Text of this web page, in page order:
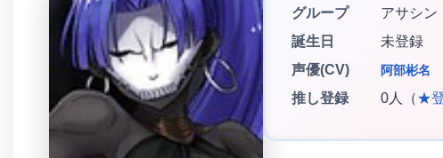
グループ
アサシン
誕生日
未登録
声優(CV)
阿部彬名
推し登録 0人（★